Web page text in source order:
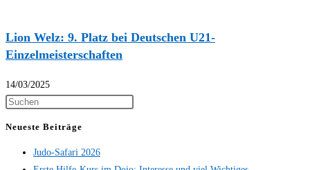
Lion Welz: 9. Platz bei Deutschen U21-
Einzelmeisterschaften
14/03/2025
Neueste Beiträge
Judo-Safari 2026